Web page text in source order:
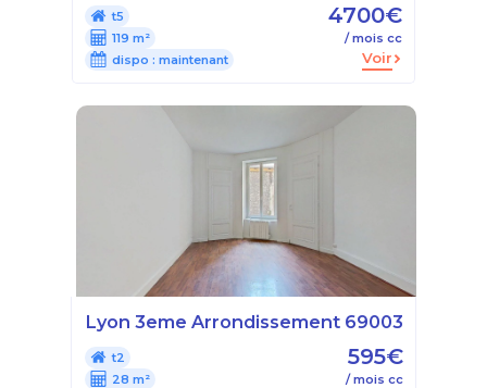
t5
119 m²
dispo : maintenant
4700€
/ mois cc
Voir
Lyon 3eme Arrondissement 69003
t2
28 m²
595€
/ mois cc